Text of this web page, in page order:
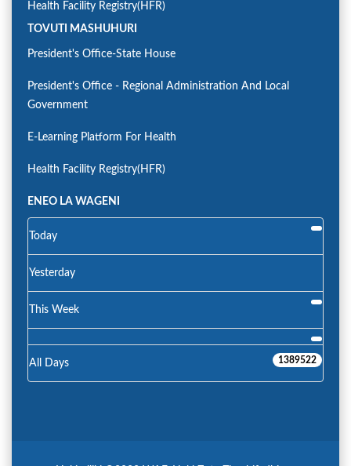
Health Facility Registry(HFR)
TOVUTI MASHUHURI
President's Office-State House
President's Office - Regional Administration And Local
Government
E-Learning Platform For Health
Health Facility Registry(HFR)
ENEO LA WAGENI
Today
Yesterday
This Week
All Days 1389522